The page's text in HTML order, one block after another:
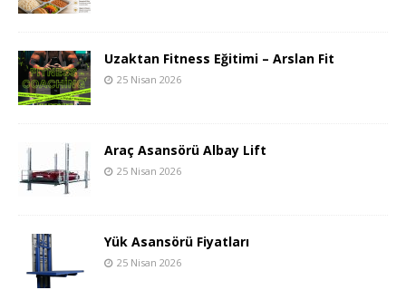
Uzaktan Fitness Eğitimi – Arslan Fit
25 Nisan 2026
Araç Asansörü Albay Lift
25 Nisan 2026
Yük Asansörü Fiyatları
25 Nisan 2026